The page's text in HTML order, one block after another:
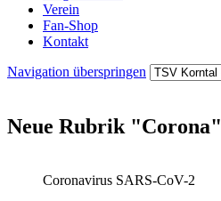
Verein
Fan-Shop
Kontakt
Navigation überspringen
Neue Rubrik "Corona"
Coronavirus SARS-CoV-2